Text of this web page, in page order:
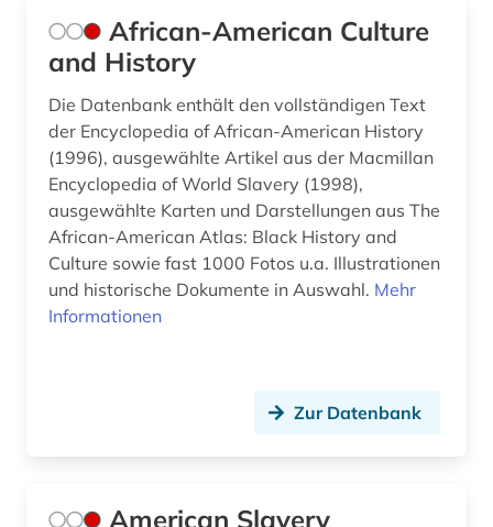
African-American Culture
and History
Die Datenbank enthält den vollständigen Text
der Encyclopedia of African-American History
(1996), ausgewählte Artikel aus der Macmillan
Encyclopedia of World Slavery (1998),
ausgewählte Karten und Darstellungen aus The
African-American Atlas: Black History and
Culture sowie fast 1000 Fotos u.a. Illustrationen
und historische Dokumente in Auswahl. Mehr
Informationen
Zur Datenbank
American Slavery